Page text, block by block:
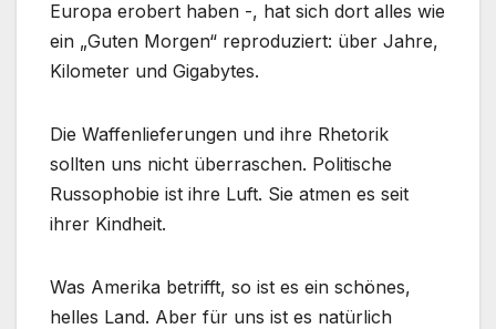
Europa erobert haben -, hat sich dort alles wie
ein „Guten Morgen“ reproduziert: über Jahre,
Kilometer und Gigabytes.
Die Waffenlieferungen und ihre Rhetorik
sollten uns nicht überraschen. Politische
Russophobie ist ihre Luft. Sie atmen es seit
ihrer Kindheit.
Was Amerika betrifft, so ist es ein schönes,
helles Land. Aber für uns ist es natürlich